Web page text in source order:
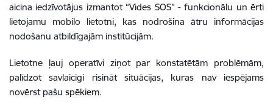
aicina iedzīvotājus izmantot “Vides SOS” - funkcionālu un ērti
lietojamu mobilo lietotni, kas nodrošina ātru informācijas
nodošanu atbildīgajām institūcijām.
Lietotne ļauj operatīvi ziņot par konstatētām problēmām,
palīdzot savlaicīgi risināt situācijas, kuras nav iespējams
novērst pašu spēkiem.